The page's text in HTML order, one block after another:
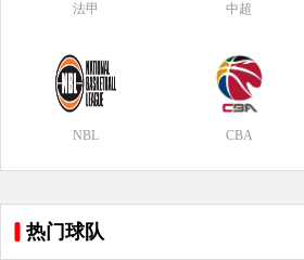
法甲 中超
NBL CBA
热门球队